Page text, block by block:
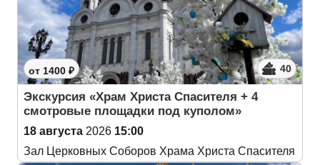
от 1400 ₽ 40
Экскурсия «Храм Христа Спасителя + 4
смотровые площадки под куполом»
18 августа 2026 15:00
Зал Церковных Соборов Храма Христа Спасителя